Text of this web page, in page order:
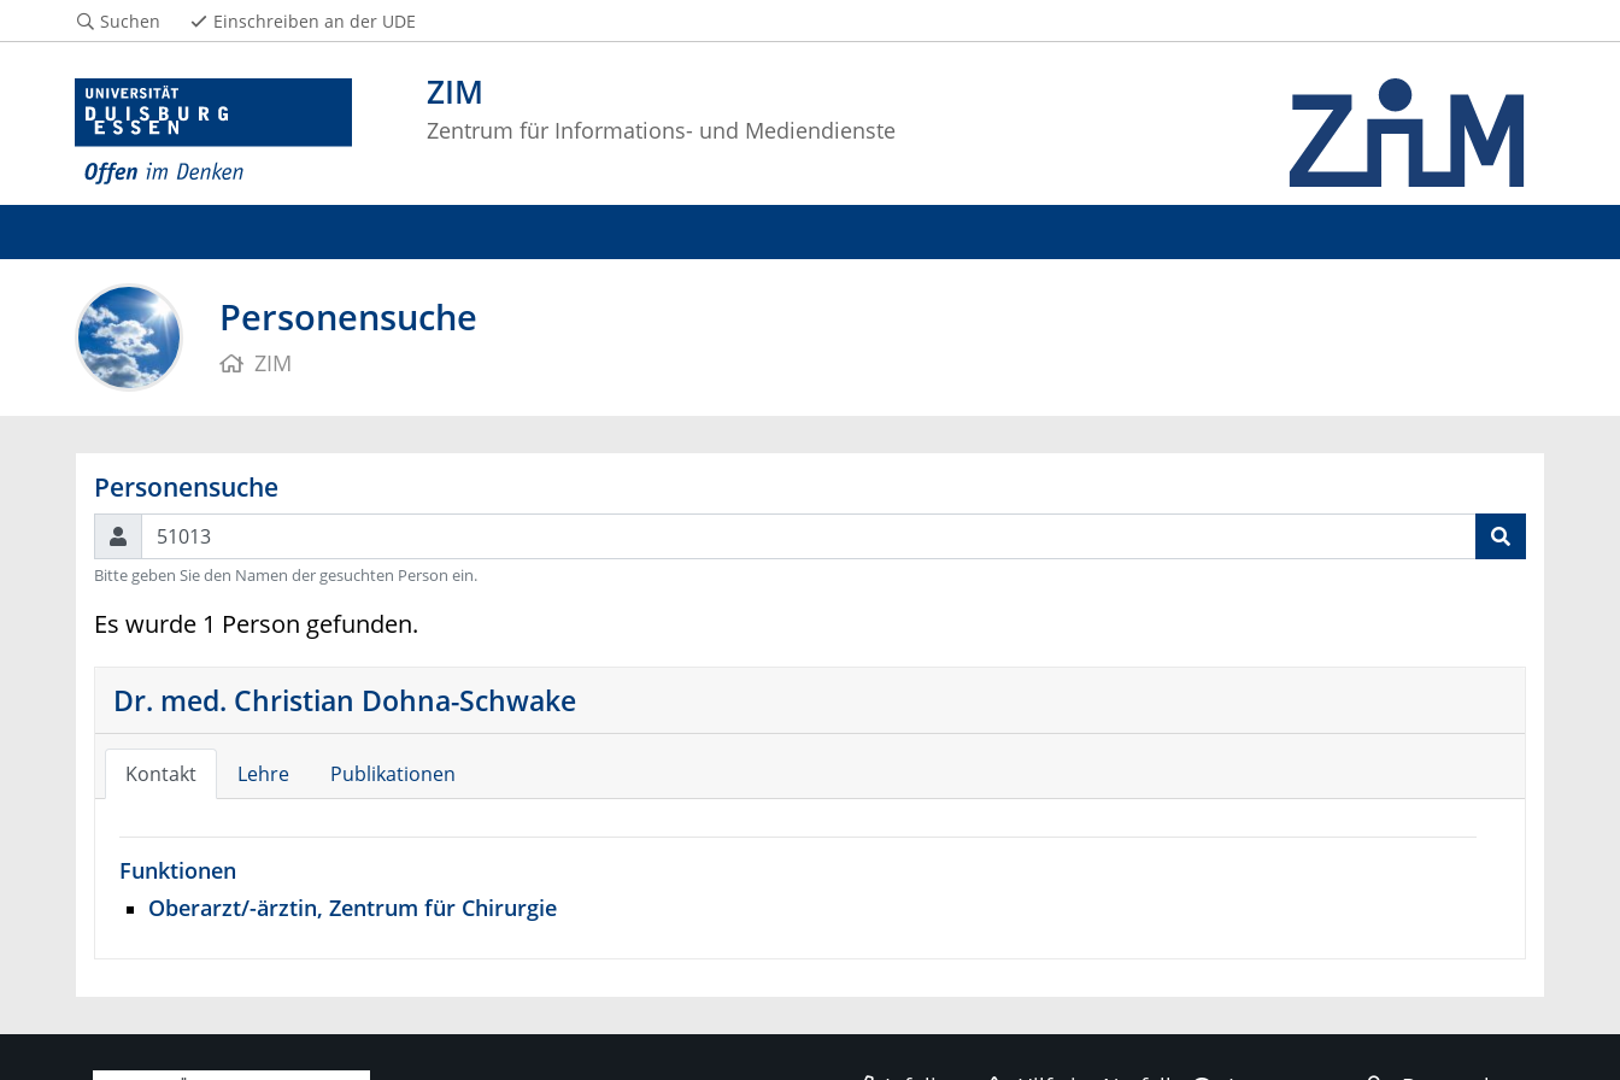
ZIM
Zentrum für Informations- und Mediendienste
Suchen Einschreiben an der UDE
Personensuche
ZIM
Personensuche
Suchen
Bitte geben Sie den Namen der gesuchten Person ein.
Es wurde 1 Person gefunden.
Dr. med. Christian Dohna-Schwake
Kontakt Lehre Publikationen
Funktionen
Oberarzt/-ärztin, Zentrum für Chirurgie